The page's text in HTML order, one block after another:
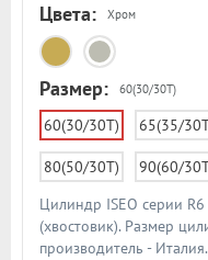
Iseo
Melodia
Mottura
Mul-T-Lock
Rav Bariach
RENZ
Vanger
Venezia
АЛЛЮР
Цвета: Хром
Размер: 60(30/30T)
60(30/30T) 65(35/
80(50/30T)
90(60/
Цилиндр ISEO серии
(хвостовик). Размер
производитель -